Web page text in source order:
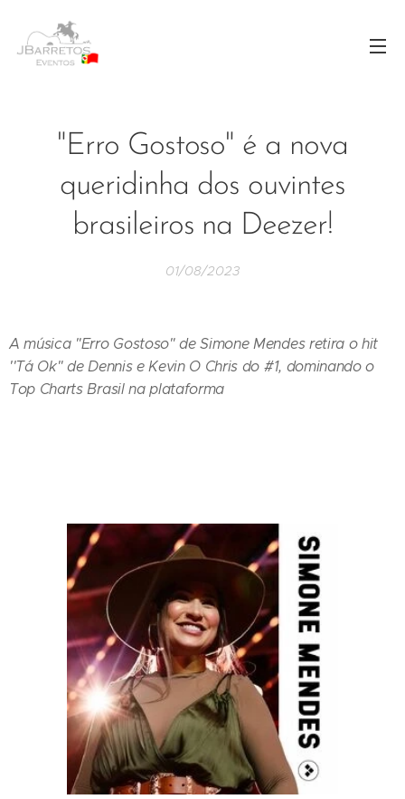
"Erro Gostoso" é a nova
queridinha dos ouvintes
brasileiros na Deezer!
01/08/2023
A música "Erro Gostoso" de Simone Mendes retira o hit
''Tá Ok" de Dennis e Kevin O Chris do #1, dominando o
Top Charts Brasil na plataforma